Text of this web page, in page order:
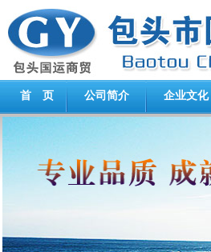
首 页 公司简介 企业文化